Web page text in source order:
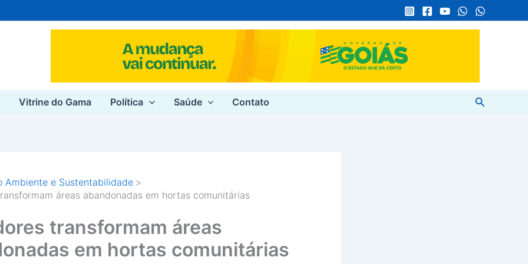
Vitrine do Gama Política Saúde Contato Pesquisar
Ambiente e Sustentabilidade
áreas abandonadas em hortas comunitárias
transformam áreas
em hortas comunitárias